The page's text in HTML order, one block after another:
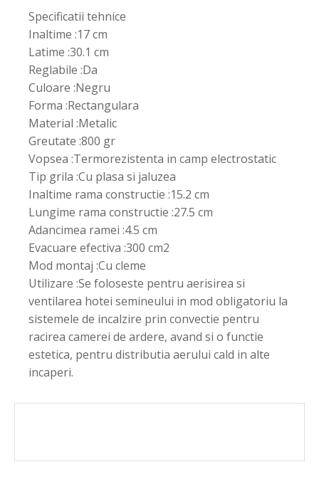
jaluzea
Specificatii tehnice
Inaltime :17 cm
Latime :30.1 cm
Reglabile :Da
Culoare :Negru
Forma :Rectangulara
Material :Metalic
Greutate :800 gr
Vopsea :Termorezistenta in camp electrostatic
Tip grila :Cu plasa si jaluzea
Inaltime rama constructie :15.2 cm
Lungime rama constructie :27.5 cm
Adancimea ramei :4.5 cm
Evacuare efectiva :300 cm2
Mod montaj :Cu cleme
Utilizare :Se foloseste pentru aerisirea si
ventilarea hotei semineului in mod obligatoriu la
sistemele de incalzire prin convectie pentru
racirea camerei de ardere, avand si o functie
estetica, pentru distributia aerului cald in alte
incaperi.